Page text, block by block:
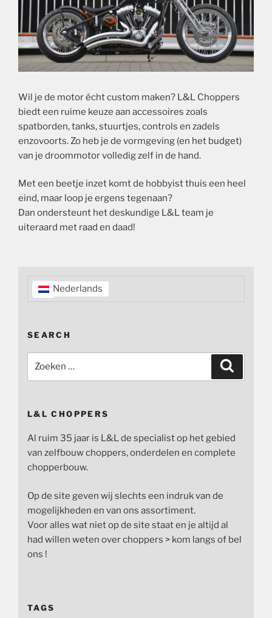
Wil je de motor écht custom maken? L&L Choppers
biedt een ruime keuze aan accessoires zoals
spatborden, tanks, stuurtjes, controls en zadels
enzovoorts. Zo heb je de vormgeving (en het budget)
van je droommotor volledig zelf in de hand.
Met een beetje inzet komt de hobbyist thuis een heel
eind, maar loop je ergens tegenaan?
Dan ondersteunt het deskundige L&L team je
uiteraard met raad en daad!
Nederlands
SEARCH
naar:
L&L CHOPPERS
Al ruim 35 jaar is L&L de specialist op het gebied
van zelfbouw choppers, onderdelen en complete
chopperbouw.
Op de site geven wij slechts een indruk van de
mogelijkheden en van ons assortiment.
Voor alles wat niet op de site staat en je altijd al
had willen weten over choppers > kom langs of bel
ons !
TAGS